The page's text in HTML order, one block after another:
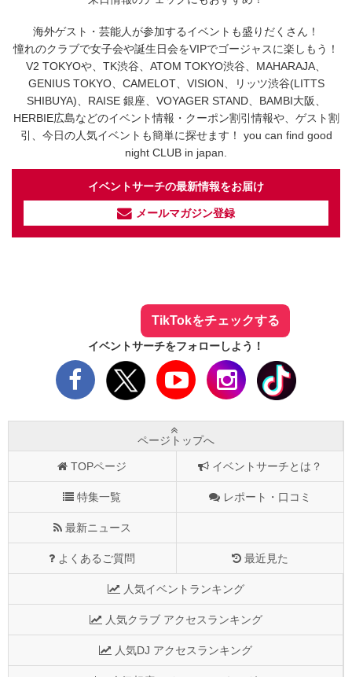
海外ゲスト・芸能人が参加するイベントも盛りだくさん！
憧れのクラブで女子会や誕生日会をVIPでゴージャスに楽しもう！
V2 TOKYOや、TK渋谷、ATOM TOKYO渋谷、MAHARAJA、
GENIUS TOKYO、CAMELOT、VISION、リッツ渋谷(LITTS
SHIBUYA)、RAISE 銀座、VOYAGER STAND、BAMBI大阪、
HERBIE広島などのイベント情報・クーポン割引情報や、ゲスト割
引、今日の人気イベントも簡単に探せます！ you can find good
night CLUB in japan.
イベントサーチの最新情報をお届け
メールマガジン登録
TikTokをチェックする
イベントサーチをフォローしよう！
ページトップへ
TOPページ イベントサーチとは？
特集一覧 レポート・口コミ
最新ニュース
よくあるご質問 最近見た
人気イベントランキング
人気クラブ アクセスランキング
人気DJ アクセスランキング